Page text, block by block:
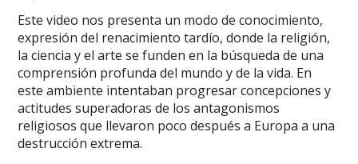
Este video nos presenta un modo de conocimiento,
expresión del renacimiento tardío, donde la religión,
la ciencia y el arte se funden en la búsqueda de una
comprensión profunda del mundo y de la vida. En
este ambiente intentaban progresar concepciones y
actitudes superadoras de los antagonismos
religiosos que llevaron poco después a Europa a una
destrucción extrema.